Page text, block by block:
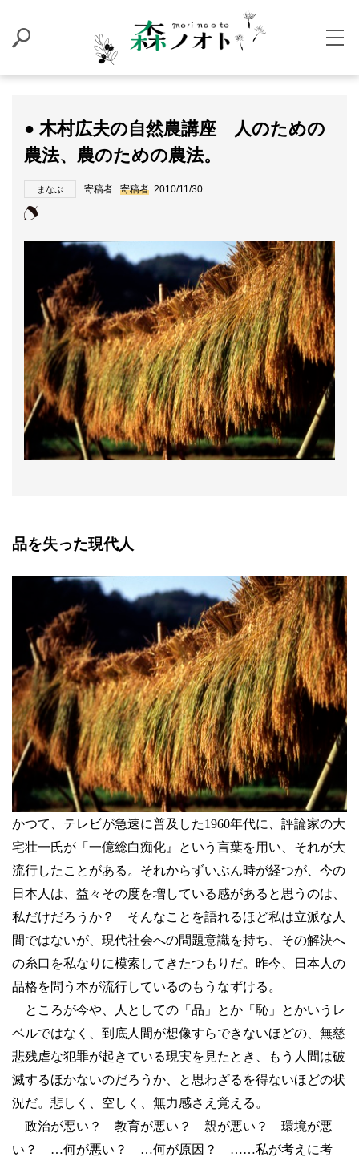
● 木村広夫の自然農講座 人のための
農法、農のための農法。
まなぶ 寄稿者 寄稿者 2010/11/30
品を失った現代人
かつて、テレビが急速に普及した1960年代に、評論家の大
宅壮一氏が「一億総白痴化』という言葉を用い、それが大
流行したことがある。それからずいぶん時が経つが、今の
日本人は、益々その度を増している感があると思うのは、
私だけだろうか？ そんなことを語れるほど私は立派な人
間ではないが、現代社会への問題意識を持ち、その解決へ
の糸口を私なりに模索してきたつもりだ。昨今、日本人の
品格を問う本が流行しているのもうなずける。
ところが今や、人としての「品」とか「恥」とかいうレ
ベルではなく、到底人間が想像すらできないほどの、無慈
悲残虐な犯罪が起きている現実を見たとき、もう人間は破
滅するほかないのだろうか、と思わざるを得ないほどの状
況だ。悲しく、空しく、無力感さえ覚える。
政治が悪い？ 教育が悪い？ 親が悪い？ 環境が悪
い？ …何が悪い？ …何が原因？ ……私が考えに考